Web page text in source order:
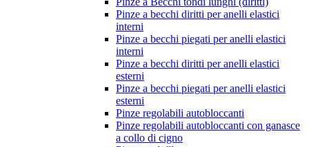
Pinze a becchi diritti per anelli elastici
interni
Pinze a becchi piegati per anelli elastici
interni
Pinze a becchi diritti per anelli elastici
esterni
Pinze a becchi piegati per anelli elastici
esterni
Pinze regolabili autobloccanti
Pinze regolabili autobloccanti con ganasce
a collo di cigno